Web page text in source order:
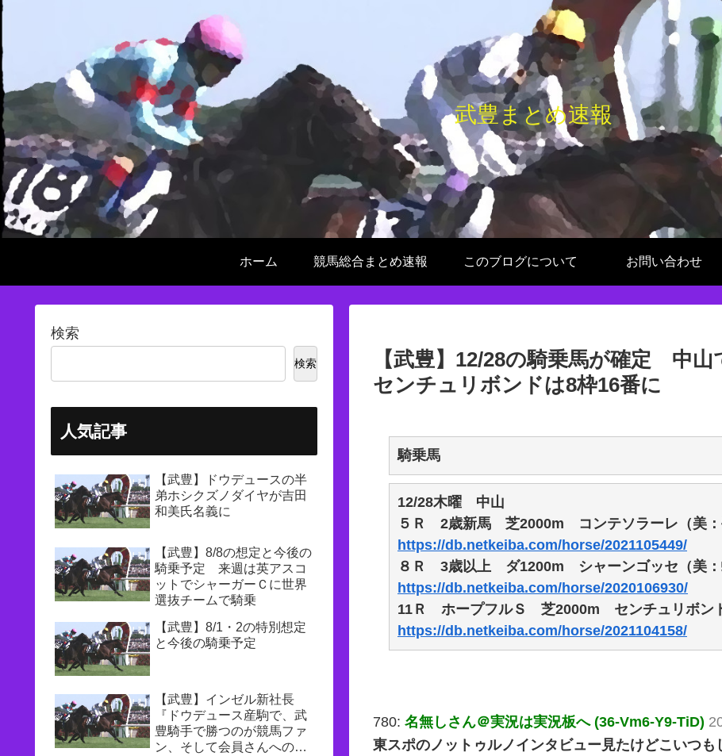
武豊まとめ速報
ホーム 競馬総合まとめ速報 このブログについて お問い合わせ
【武豊】12/28の騎乗馬が確定 中
センチュリボンドは8枠16番に
騎乗馬
12/28木曜 中山
５Ｒ 2歳新馬 芝2000m コンテソラーレ（美：
https://db.netkeiba.com/horse/2021105449/
８Ｒ 3歳以上 ダ1200m シャーンゴッセ（美：
https://db.netkeiba.com/horse/2020106930/
11Ｒ ホープフルＳ 芝2000m センチュリボンド
https://db.netkeiba.com/horse/2021104158/
780: 名無しさん＠実況は実況板へ (36-Vm6-Y9-TiD)
東スポのノットゥルノインタビュー見たけどこいつ
検索
検索
人気記事
【武豊】ドウデュースの半
弟ホシクズノダイヤが吉田
和美氏名義に
【武豊】8/8の想定と今後の
騎乗予定 来週は英アスコ
ットでシャーガーＣに世界
選抜チームで騎乗
【武豊】8/1・2の特別想定
と今後の騎乗予定
【武豊】インゼル新社長
『ドウデュース産駒で、武
豊騎手で勝つのが競馬ファ
ン、そして会員さんへの一